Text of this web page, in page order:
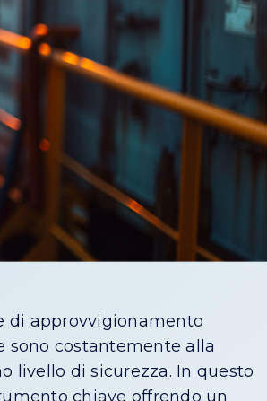
di approvvigionamento
sono costantemente alla
livello di sicurezza. In questo
chiave offrendo un